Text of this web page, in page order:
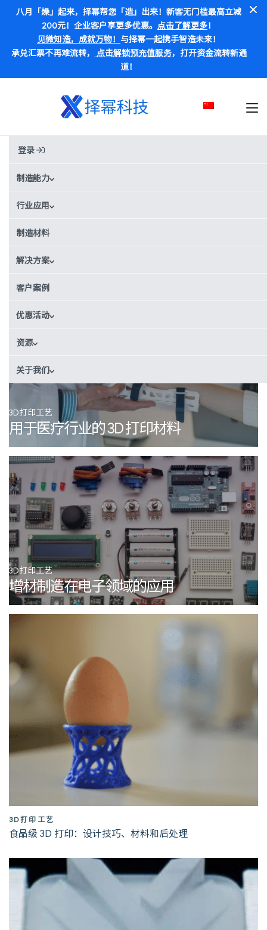
八月「燥」起来，择幂帮您「造」出来！新客无门槛最高立减
200元！企业客户享更多优惠。 点击了解更多！
见微知造，成就万物！ 与择幂一起携手智造未来！
承兑汇票不再难流转， 点击解锁预充值服务，打开资金流转新通
道！
登录
制造能力
行业应用
制造材料
解决方案
客户案例
优惠活动
资源
关于我们
博客
所有文章
3D打印工艺
用于医疗行业的 3D 打印材料
3D打印工艺
增材制造在电子领域的应用
3D打印工艺
食品级 3D 打印：设计技巧、材料和后处理